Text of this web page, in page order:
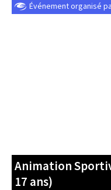
Événement organisé
Animation
17 ans)